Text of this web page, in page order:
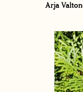
Arja